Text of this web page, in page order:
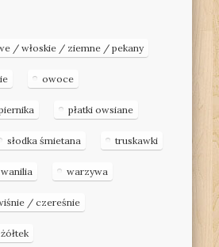
/ włoskie / ziemne / pekany
owoce
płatki owsiane
słodka śmietana truskawki
wanilia warzywa
/ czereśnie